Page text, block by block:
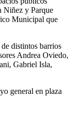
Niñez y Parque
Municipal que
distintos barrios
Andrea Oviedo,
Gabriel Isla,
general en plaza